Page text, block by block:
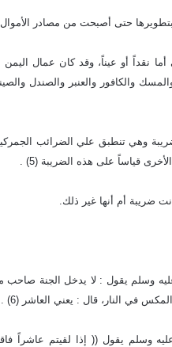
حتى أصبحت من مصادر الأموال
نقداً أو عيناً، وقد كان عمال اليمن
والكافور والعنبر والصندل
وهي تنطبق علي الضرائب
قياساً على هذه الضريبة (5) .
ضريبة أم أنها غير ذلك.
وسلم يقول : لا يدخل الجنة
في النار، قال : يعني العاشر (6) .
وسلم يقول (( إذا لقيتم عاشراً